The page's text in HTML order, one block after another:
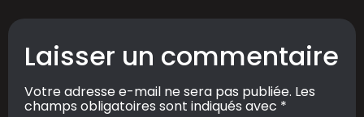
Laisser un commentaire
Votre adresse e-mail ne sera pas publiée. Les
champs obligatoires sont indiqués avec *